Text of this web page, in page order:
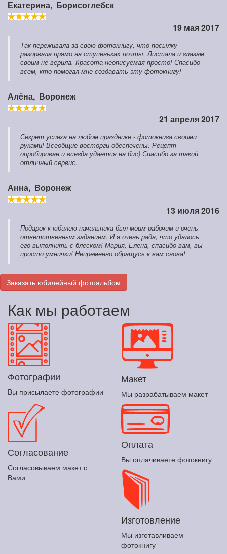
Екатерина, Борисоглебск
19 мая 2017
Так переживала за свою фотокнигу, что посылку
разорвала прямо на ступеньках почты. Листала и глазам
своим не верила. Красота неописуемая просто! Спасибо
всем, кто помогал мне создавать эту фотокнигу!
Алёна, Воронеж
21 апреля 2017
Секрет успеха на любом празднике - фотокнига своими
руками! Всеобщие восторги обеспечены. Рецепт
опробирован и всегда удается на бис) Спасибо за такой
отличный сервис.
Анна, Воронеж
13 июля 2016
Подарок к юбилею начальника был моим рабочим и очень
ответственным заданием. И я очень рада, что удалось
его выполнить с блеском! Мария, Елена, спасибо вам, вы
просто умнички! Непременно обращусь к вам снова!
Заказать юбилейный фотоальбом
Как мы работаем
Фотографии
Вы присылаете фотографии
Макет
Мы разрабатываем макет
Согласование
Согласовываем макет с
Вами
Оплата
Вы оплачиваете фотокнигу
Изготовление
Мы изготавливаем
фотокнигу